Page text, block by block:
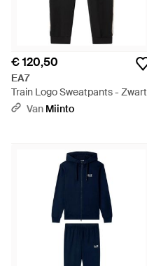
€ 120,50
EA7
Train Logo Sweatpants - Zwart
Van Miinto